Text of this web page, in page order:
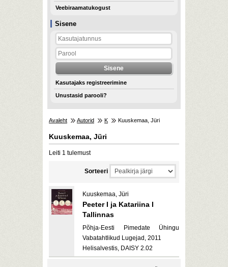
Sisene
Kasutajaks registreerimine
Unustasid parooli?
Veebiraamatukogust
Avaleht Autorid K Kuuskemaa, Jüri
Kuuskemaa, Jüri
Leiti 1 tulemust
Sorteeri
Kuuskemaa, Jüri
Peeter I ja Katariina I
Tallinnas
Põhja-Eesti Pimedate Ühingu
Vabatahtlikud Lugejad, 2011
Helisalvestis, DAISY 2.02